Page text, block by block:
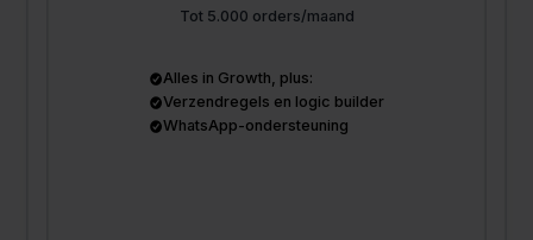
Tot 5.000 orders/maand
Alles in Growth, plus:
Verzendregels en logic builder
WhatsApp-ondersteuning